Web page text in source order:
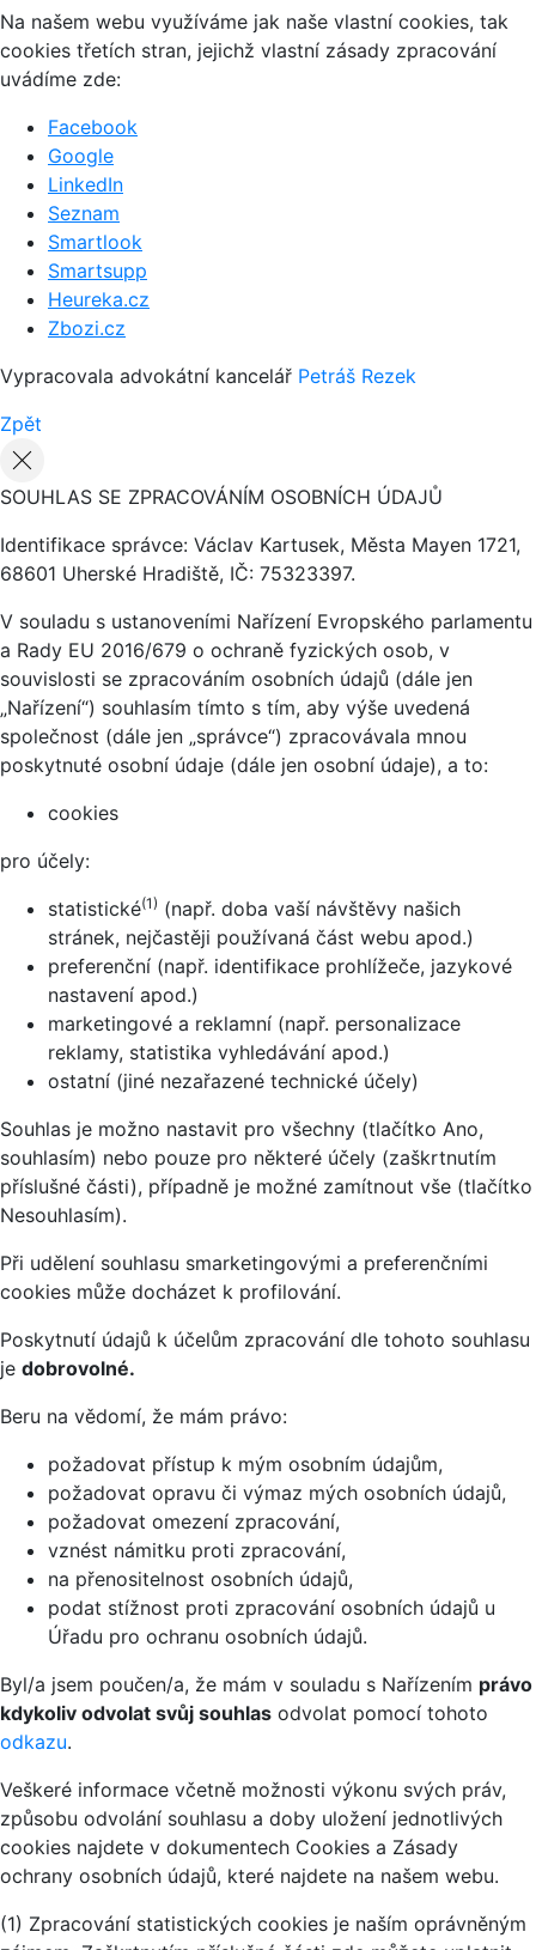
Na našem webu využíváme jak naše vlastní cookies, tak
cookies třetích stran, jejichž vlastní zásady zpracování
uvádíme zde:
Facebook
Google
LinkedIn
Seznam
Smartlook
Smartsupp
Heureka.cz
Zbozi.cz
Vypracovala advokátní kancelář Petráš Rezek
Zpět
SOUHLAS SE ZPRACOVÁNÍM OSOBNÍCH ÚDAJŮ
Identifikace správce: Václav Kartusek, Města Mayen 1721,
68601 Uherské Hradiště, IČ: 75323397.
V souladu s ustanoveními Nařízení Evropského parlamentu
a Rady EU 2016/679 o ochraně fyzických osob, v
souvislosti se zpracováním osobních údajů (dále jen
„Nařízení“) souhlasím tímto s tím, aby výše uvedená
společnost (dále jen „správce“) zpracovávala mnou
poskytnuté osobní údaje (dále jen osobní údaje), a to:
cookies
pro účely:
statistické(1) (např. doba vaší návštěvy našich
stránek, nejčastěji používaná část webu apod.)
preferenční (např. identifikace prohlížeče, jazykové
nastavení apod.)
marketingové a reklamní (např. personalizace
reklamy, statistika vyhledávání apod.)
ostatní (jiné nezařazené technické účely)
Souhlas je možno nastavit pro všechny (tlačítko Ano,
souhlasím) nebo pouze pro některé účely (zaškrtnutím
příslušné části), případně je možné zamítnout vše (tlačítko
Nesouhlasím).
Při udělení souhlasu smarketingovými a preferenčními
cookies může docházet k profilování.
Poskytnutí údajů k účelům zpracování dle tohoto souhlasu
je dobrovolné.
Beru na vědomí, že mám právo:
požadovat přístup k mým osobním údajům,
požadovat opravu či výmaz mých osobních údajů,
požadovat omezení zpracování,
vznést námitku proti zpracování,
na přenositelnost osobních údajů,
podat stížnost proti zpracování osobních údajů u
Úřadu pro ochranu osobních údajů.
Byl/a jsem poučen/a, že mám v souladu s Nařízením právo
kdykoliv odvolat svůj souhlas odvolat pomocí tohoto
odkazu.
Veškeré informace včetně možnosti výkonu svých práv,
způsobu odvolání souhlasu a doby uložení jednotlivých
cookies najdete v dokumentech Cookies a Zásady
ochrany osobních údajů, které najdete na našem webu.
(1) Zpracování statistických cookies je naším oprávněným